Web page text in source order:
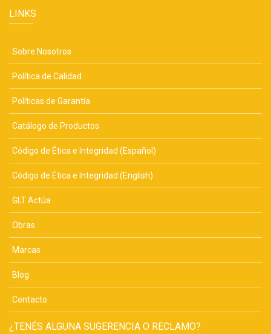
LINKS
Sobre Nosotros
Política de Calidad
Políticas de Garantía
Catálogo de Productos
Código de Ética e Integridad (Español)
Código de Ética e Integridad (English)
GLT Actúa
Obras
Marcas
Blog
Contacto
¿TENÉS ALGUNA SUGERENCIA O RECLAMO?